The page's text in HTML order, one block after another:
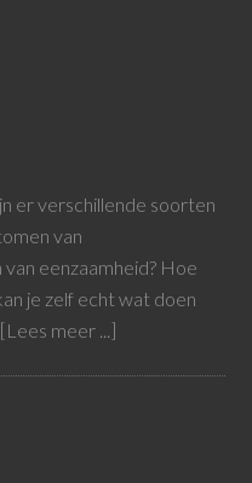
er verschillende soorten
van
eenzaamheid? Hoe
je zelf echt wat doen
[Lees meer ...]